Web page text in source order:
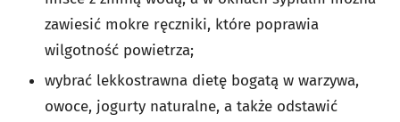
zawiesić mokre ręczniki, które poprawia
wilgotność powietrza;
wybrać lekkostrawna dietę bogatą w warzywa,
owoce, jogurty naturalne, a także odstawić